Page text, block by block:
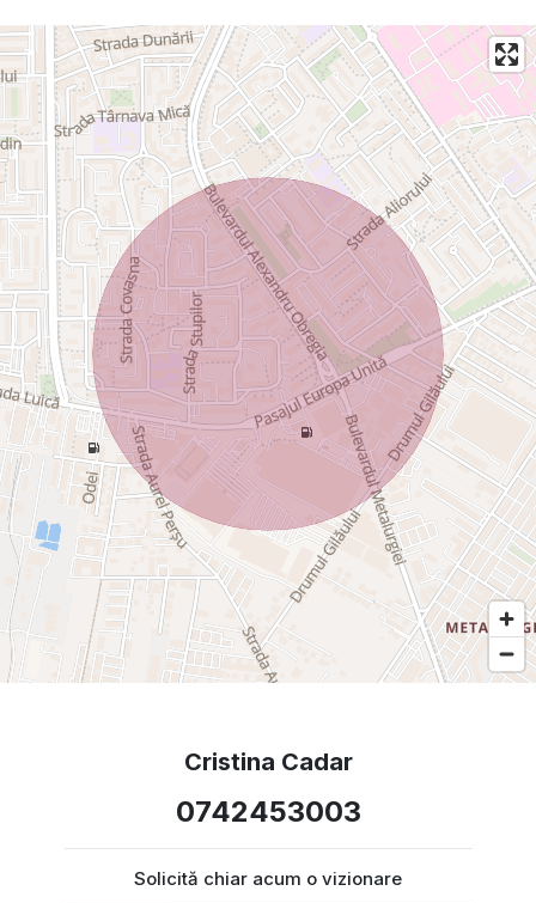
Cristina Cadar
0742453003
Solicită chiar acum o vizionare